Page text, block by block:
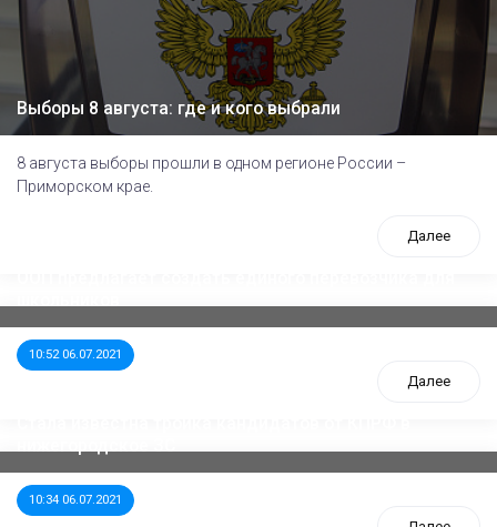
Выборы 8 августа: где и кого выбрали
8 августа выборы прошли в одном регионе России –
Приморском крае.
Далее
10:52 06.07.2021
Далее
10:34 06.07.2021